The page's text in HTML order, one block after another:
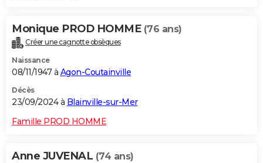
Monique PROD HOMME (76 ans)
Créer une cagnotte obsèques
Naissance
08/11/1947 à Agon-Coutainville
Décès
23/09/2024 à Blainville-sur-Mer
Famille PROD HOMME
Anne JUVENAL (74 ans)